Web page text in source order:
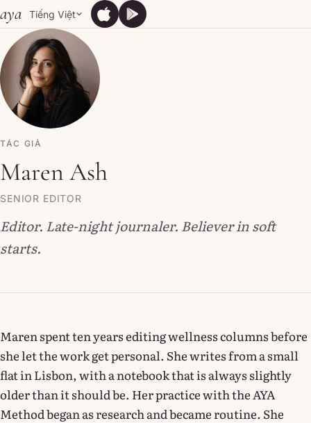
Skip to content
aya Tiếng Việt App Store
App StoreGoogle Play
Google Play
TÁC GIẢ
Maren Ash
SENIOR EDITOR
Editor. Late-night journaler. Believer in soft
starts.
Maren spent ten years editing wellness columns before
she let the work get personal. She writes from a small
flat in Lisbon, with a notebook that is always slightly
older than it should be. Her practice with the AYA
Method began as research and became routine. She